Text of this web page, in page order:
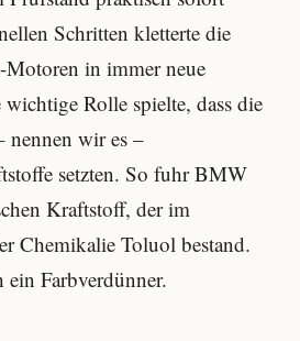
Schritten kletterte die
in immer neue
Rolle spielte, dass die
nennen wir es –
setzten. So fuhr BMW
Kraftstoff, der im
Chemikalie Toluol bestand.
Farbverdünner.